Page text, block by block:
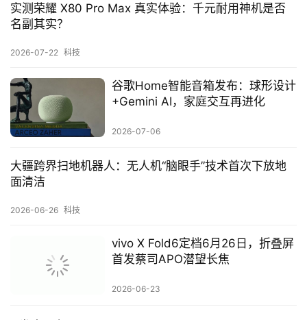
实测荣耀 X80 Pro Max 真实体验：千元耐用神机是否
名副其实？
2026-07-22 科技
谷歌Home智能音箱发布：球形设计
+Gemini AI，家庭交互再进化
2026-07-06
大疆跨界扫地机器人：无人机“脑眼手”技术首次下放地
面清洁
2026-06-26 科技
vivo X Fold6定档6月26日，折叠屏
首发蔡司APO潜望长焦
2026-06-23